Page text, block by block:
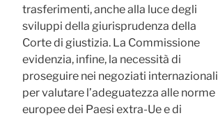
trasferimenti, anche alla luce degli
sviluppi della giurisprudenza della
Corte di giustizia. La Commissione
evidenzia, infine, la necessità di
proseguire nei negoziati internazionali
per valutare l’adeguatezza alle norme
europee dei Paesi extra-Ue e di